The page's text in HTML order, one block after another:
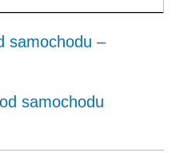
samochodu –
samochodu